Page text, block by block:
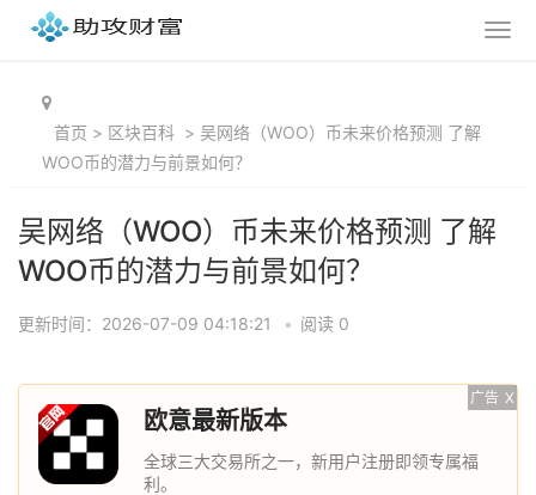
首页 > 区块百科 > 吴网络（WOO）币未来价格预测 了解
WOO币的潜力与前景如何？
吴网络（WOO）币未来价格预测 了解
WOO币的潜力与前景如何？
更新时间：2026-07-09 04:18:21 • 阅读 0
广告 X
欧意最新版本
全球三大交易所之一，新用户注册即领专属福
利。